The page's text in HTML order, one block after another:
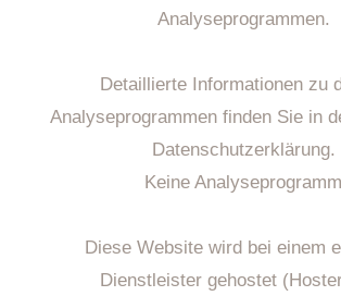
Analyseprogrammen.
Detaillierte Informationen zu
Analyseprogrammen finden Sie in
Datenschutzerklärung.
Keine Analyseprogramm
Diese Website wird bei einem
Dienstleister gehostet